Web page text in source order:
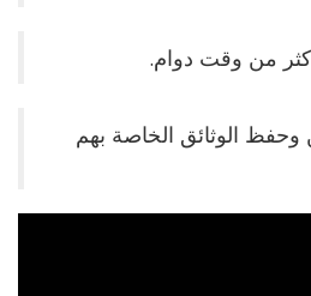
من وقت دوام.
الوثائق الخاصة بهم